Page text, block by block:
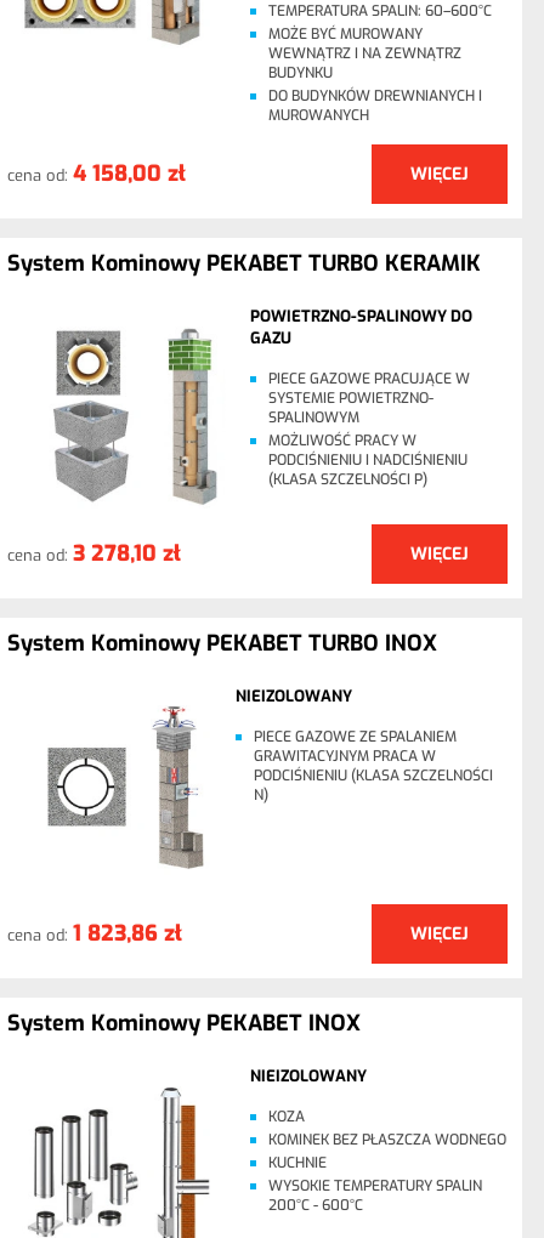
TEMPERATURA SPALIN: 60–600°C
MOŻE BYĆ MUROWANY
WEWNĄTRZ I NA ZEWNĄTRZ
BUDYNKU
DO BUDYNKÓW DREWNIANYCH I
MUROWANYCH
cena od: 4 158,00 zł WIĘCEJ
System Kominowy PEKABET TURBO KERAMIK
POWIETRZNO-SPALINOWY DO
GAZU
PIECE GAZOWE PRACUJĄCE W
SYSTEMIE POWIETRZNO-
SPALINOWYM
MOŻLIWOŚĆ PRACY W
PODCIŚNIENIU I NADCIŚNIENIU
(KLASA SZCZELNOŚCI P)
cena od: 3 278,10 zł WIĘCEJ
System Kominowy PEKABET TURBO INOX
NIEIZOLOWANY
PIECE GAZOWE ZE SPALANIEM
GRAWITACYJNYM PRACA W
PODCIŚNIENIU (KLASA SZCZELNOŚCI
N)
cena od: 1 823,86 zł WIĘCEJ
System Kominowy PEKABET INOX
NIEIZOLOWANY
KOZA
KOMINEK BEZ PŁASZCZA WODNEGO
KUCHNIE
WYSOKIE TEMPERATURY SPALIN
200°C - 600°C